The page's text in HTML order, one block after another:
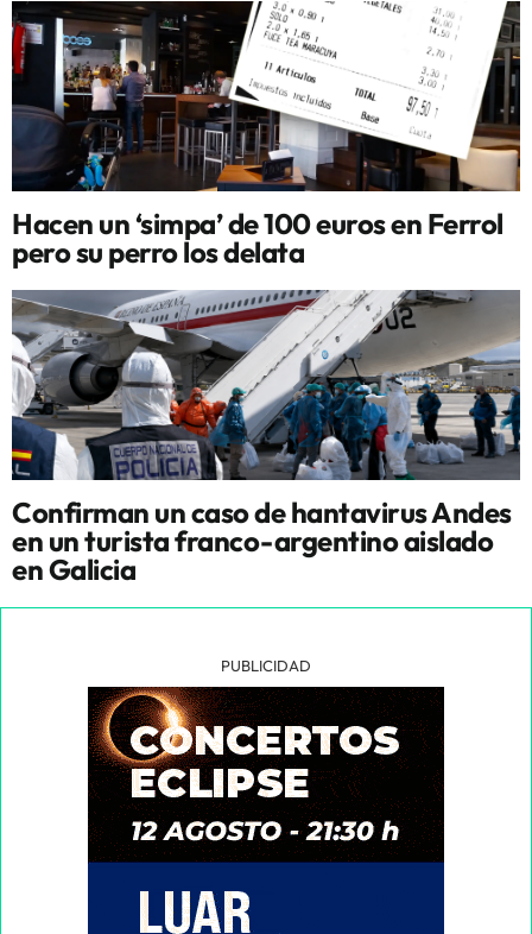
Hacen un ‘simpa’ de 100 euros en Ferrol
pero su perro los delata
Confirman un caso de hantavirus Andes
en un turista franco-argentino aislado
en Galicia
PUBLICIDAD